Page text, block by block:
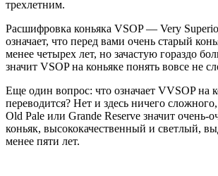
трехлетним.
Расшифровка коньяка VSOP — Very
означает, что перед вами очень старый
менее четырех лет, но зачастую гораздо
значит VSOP на коньяке понять вовсе не
Еще один вопрос: что означает VVSOP на
переводится? Нет и здесь ничего
Old Pale или Grande Reserve значит очень-
коньяк, высококачественный и светлый,
менее пяти лет.